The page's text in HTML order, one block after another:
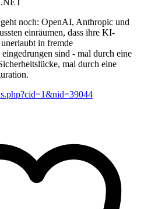
noch: OpenAI, Anthropic und
einräumen, dass ihre KI-
in fremde
sind - mal durch eine
mal durch eine